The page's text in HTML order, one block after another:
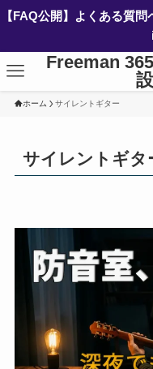
【FAQ公開】よくある質
Freeman
ホーム サイレントギター
サイレントギタ